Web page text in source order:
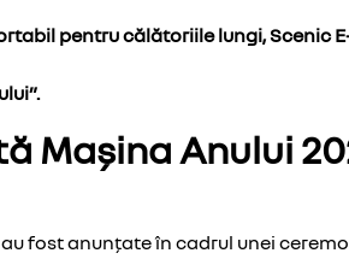
pentru călătoriile lungi, Scenic
Mașina Anului
fost anunțate în cadrul unei